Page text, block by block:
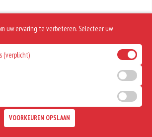
uw ervaring te verbeteren. Selecteer uw
(verplicht)
VOORKEUREN OPSLAAN